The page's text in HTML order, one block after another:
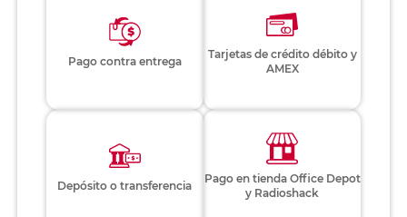
Pago contra entrega
Tarjetas de crédito débito y
AMEX
Depósito o transferencia
Pago en tienda Office Depot
y Radioshack